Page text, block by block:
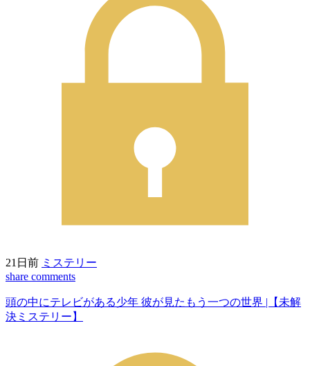
21日前 ミステリー
share comments
頭の中にテレビがある少年 彼が見たもう一つの世界 |【未解
決ミステリー】